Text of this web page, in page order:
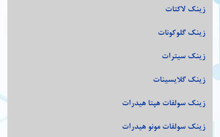
زینک لاکتات
زینک گلوکونات
زینک سیترات
زینک گلایسینات
زینک سولفات هپتا هیدرات
زینک سولفات مونو هیدرات